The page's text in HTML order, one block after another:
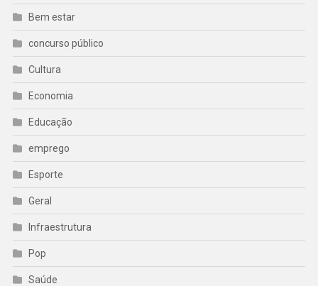
Bem estar
concurso público
Cultura
Economia
Educação
emprego
Esporte
Geral
Infraestrutura
Pop
Saúde